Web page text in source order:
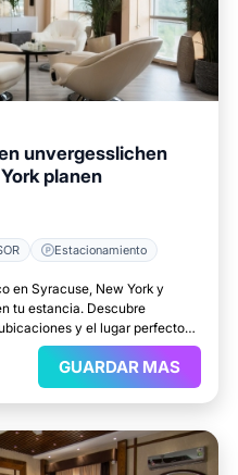
unvergesslichen
planen
Estacionamiento
en Syracuse, New York y
tu estancia. Descubre
y el lugar perfecto
GUARDAR MAS